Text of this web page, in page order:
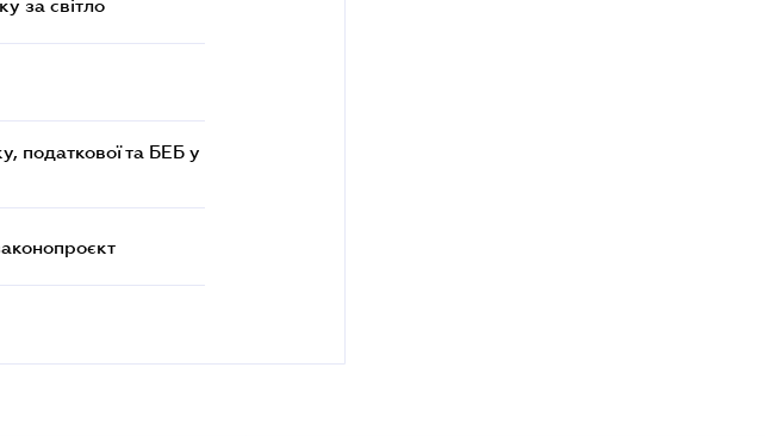
за світло
податкової та БЕБ у